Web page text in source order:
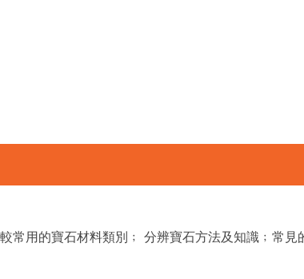
常用的寶石材料類別﹔ 分辨寶石方法及知識﹔常見